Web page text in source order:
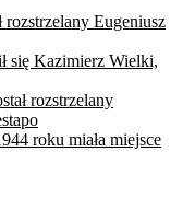
rozstrzelany Eugeniusz
się Kazimierz Wielki,
rozstrzelany
roku miała miejsce